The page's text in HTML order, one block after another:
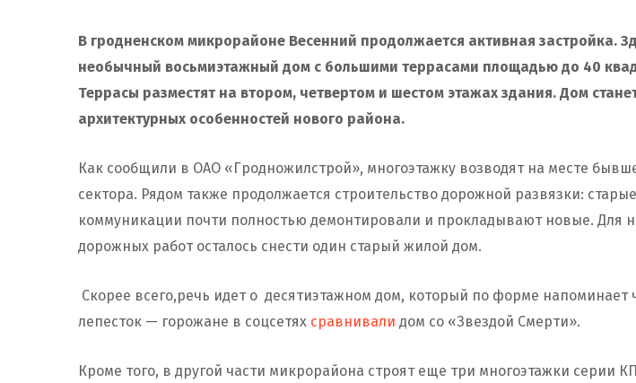
В гродненском микрорайоне Весенний продолжается активная застройка.
необычный восьмиэтажный дом с большими террасами площадью до 40
Террасы разместят на втором, четвертом и шестом этажах здания. Дом
архитектурных особенностей нового района.
Как сообщили в ОАО «Гродножилстрой», многоэтажку возводят на месте
сектора. Рядом также продолжается строительство дорожной развязки:
коммуникации почти полностью демонтировали и прокладывают новые. Для
дорожных работ осталось снести один старый жилой дом.
Скорее всего,речь идет о десятиэтажном дом, который по форме напоминает
лепесток — горожане в соцсетях сравнивали дом со «Звездой Смерти».
Кроме того, в другой части микрорайона строят еще три многоэтажки серии